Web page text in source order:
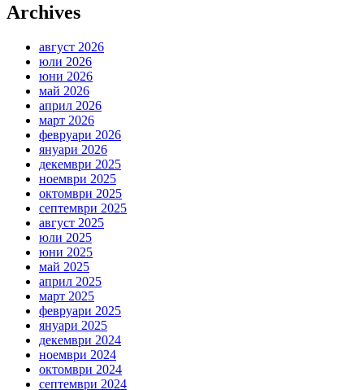
Archives
август 2026
юли 2026
юни 2026
май 2026
април 2026
март 2026
февруари 2026
януари 2026
декември 2025
ноември 2025
октомври 2025
септември 2025
август 2025
юли 2025
юни 2025
май 2025
април 2025
март 2025
февруари 2025
януари 2025
декември 2024
ноември 2024
октомври 2024
септември 2024